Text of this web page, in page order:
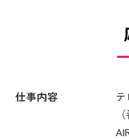
仕事内容